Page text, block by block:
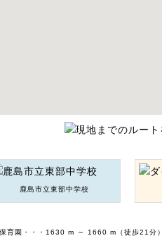
鹿島市立東部中学校
育園・・・1630 m ～ 1660 m（徒歩21分）